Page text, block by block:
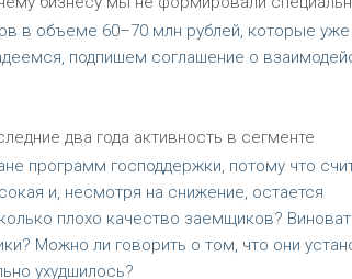
в объеме 60–70 млн рублей, которые уже
подпишем соглашение о
два года активность в сегменте
программ господдержки, потому что
и, несмотря на снижение, остается
плохо качество заемщиков?
Можно ли говорить о том, что они
ухудшилось?